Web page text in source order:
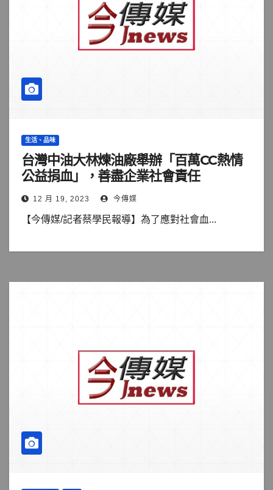
生活、品味
台灣中油大林煉油廠舉辦「百萬CC熱情
公益捐血」，善盡企業社會責任
12 月 19, 2023 今傳媒
【今傳媒/記者蔡學民報導】為了應對社會血...